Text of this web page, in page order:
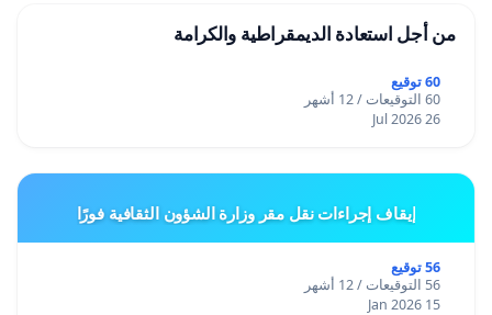
من أجل استعادة الديمقراطية والكرامة
60 توقيع
60 التوقيعات / 12 أشهر
26 Jul 2026
إيقاف إجراءات نقل مقر وزارة الشؤون الثقافية فورًا
56 توقيع
56 التوقيعات / 12 أشهر
15 Jan 2026